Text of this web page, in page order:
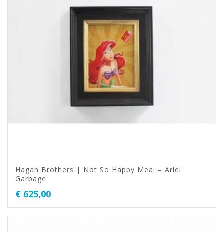
Hagan Brothers | Not So Happy Meal – Ariel
Garbage
€ 625,00